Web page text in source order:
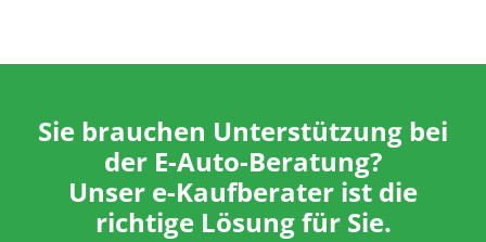
Sie brauchen Unterstützung bei
der E-Auto-Beratung?
Unser e-Kaufberater ist die
richtige Lösung für Sie.